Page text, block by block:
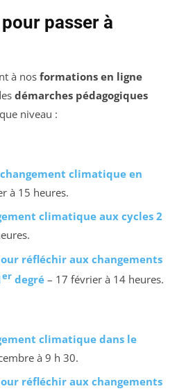
passer à
à nos formations en ligne
démarches pédagogiques
niveau :
climatique en
à 15 heures.
climatique aux cycles 2
réfléchir aux changements
erdegré– 17 février à 14 heures.
climatique dans le
à 9 h 30.
réfléchir aux changements